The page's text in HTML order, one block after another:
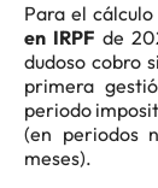
Para el
en IRPF de
dudoso cobro
primera
periodo
(en periodos
meses).